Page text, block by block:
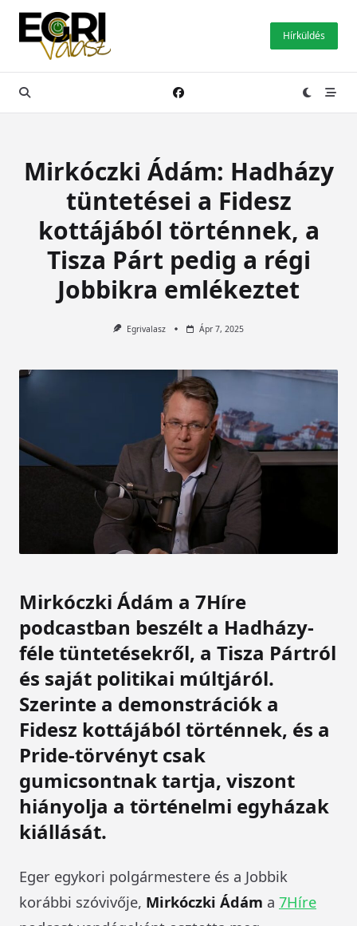
Skip
content
Hírküldés
Mirkóczki Ádám: Hadházy
tüntetései a Fidesz
kottájából történnek, a
Tisza Párt pedig a régi
Jobbikra emlékeztet
Egrivalasz Ápr 7, 2025
Mirkóczki Ádám a 7Híre
podcastban beszélt a Hadházy-
féle tüntetésekről, a Tisza Pártról
és saját politikai múltjáról.
Szerinte a demonstrációk a
Fidesz kottájából történnek, és a
Pride-törvényt csak
gumicsontnak tartja, viszont
hiányolja a történelmi egyházak
kiállását.
Eger egykori polgármestere és a Jobbik
korábbi szóvivője, Mirkóczki Ádám a 7Híre